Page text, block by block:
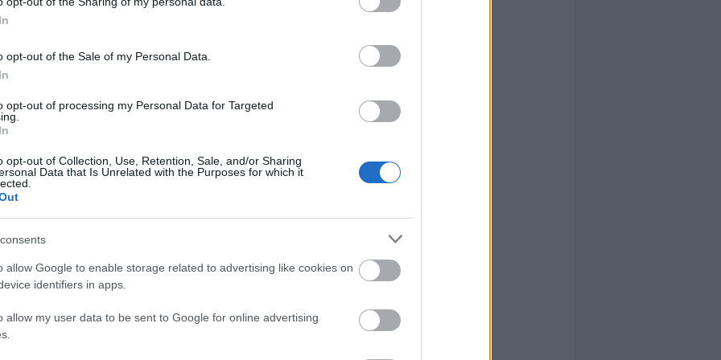
opt-out of the Sale of my Personal Data.
opt-out of processing my Personal Data for Targeted
opt-out of Collection, Use, Retention, Sale, and/or Sharing
Data that Is Unrelated with the Purposes for which it
allow Google to enable storage related to advertising like cookies on
identifiers in apps.
allow my user data to be sent to Google for online advertising
jó lenne, ha kitalálna erre is a gugli, mert lassan a help
is olvashatatlanok lesznek a sok spam-bejegyzéstől. mondjuk azok
Válasz erre
·
nagyon rég óta így van. hónapok óta panaszkodnak ügyfeleink
hogy gmail-ről nem kapnak levelet, mert valamelyik RBL-be
mondom most melyikbe) folyton bekerül a Google, mert teljesíti a
szükséges kritériumokat. a probléma az, hogy ilyenkor az érző
aztán agyalhat, hogy legyen keményvonalas, vagy szedje